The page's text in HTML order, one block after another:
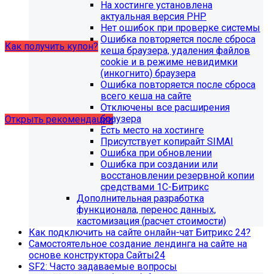
образовательной организации (simai.sveden). Для
корректной работы модуля необходимо активировать
Как получить купон?
Что делать, если на хостинге не
хватает места?
Открыть рекомендации
На хостинге установлена
актуальная версия PHP
Нет ошибок при проверке системы
Ошибка повторяется после сброса
кеша браузера, удаления файлов
cookie и в режиме невидимки
(инкогнито) браузера
Ошибка повторяется после сброса
всего кеша на сайте
Отключены все расширения
браузера
Есть место на хостинге
Присутствует копирайт SIMAI
Ошибка при обновлении
Ошибка при создании или
восстановлении резервной копии
средствами 1С-Битрикс
Дополнительная разработка
функционала, перенос данных,
кастомизация (расчет стоимости)
Как подключить на сайте онлайн-чат Битрикс 24?
Самостоятельное создание лендинга на сайте на
основе конструктора Сайты24
SF2: Часто задаваемые вопросы